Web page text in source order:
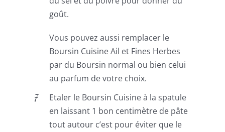
goût.
Vous pouvez aussi remplacer le
Boursin Cuisine Ail et Fines Herbes
par du Boursin normal ou bien celui
au parfum de votre choix.
Etaler le Boursin Cuisine à la spatule
en laissant 1 bon centimètre de pâte
tout autour c’est pour éviter que le